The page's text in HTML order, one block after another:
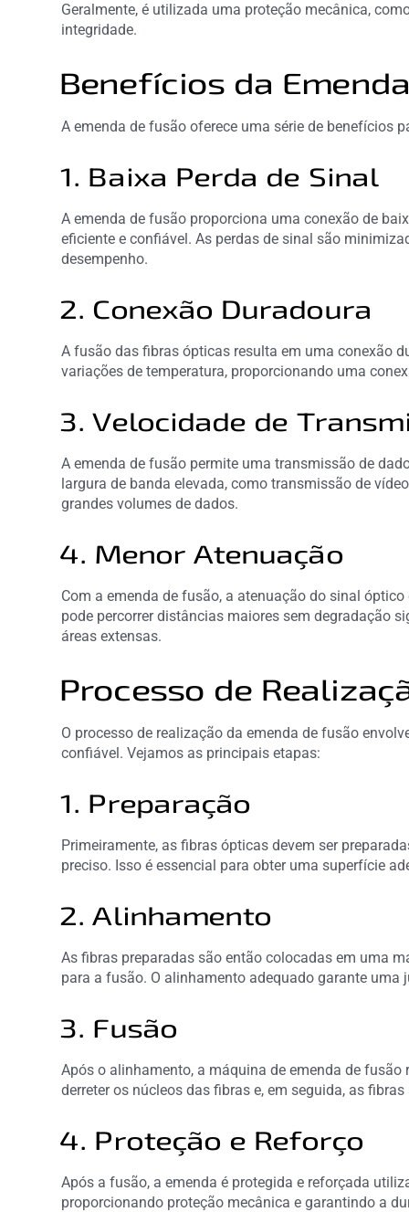
Geralmente, é utilizada uma proteção mecânica,
integridade.
Benefícios da
A emenda de fusão oferece uma série de benefícios
1. Baixa Perda de Sinal
A emenda de fusão proporciona uma conexão de
eficiente e confiável. As perdas de sinal são
desempenho.
2. Conexão Duradoura
A fusão das fibras ópticas resulta em uma conexão
variações de temperatura, proporcionando uma
3. Velocidade de
A emenda de fusão permite uma transmissão de
largura de banda elevada, como transmissão de
grandes volumes de dados.
4. Menor Atenuação
Com a emenda de fusão, a atenuação do sinal
pode percorrer distâncias maiores sem degradação
áreas extensas.
Processo de
O processo de realização da emenda de fusão
confiável. Vejamos as principais etapas:
1. Preparação
Primeiramente, as fibras ópticas devem ser
preciso. Isso é essencial para obter uma superfície
2. Alinhamento
As fibras preparadas são então colocadas em uma
para a fusão. O alinhamento adequado garante
3. Fusão
Após o alinhamento, a máquina de emenda de
derreter os núcleos das fibras e, em seguida, as
4. Proteção e Reforço
Após a fusão, a emenda é protegida e reforçada
proporcionando proteção mecânica e garantindo a